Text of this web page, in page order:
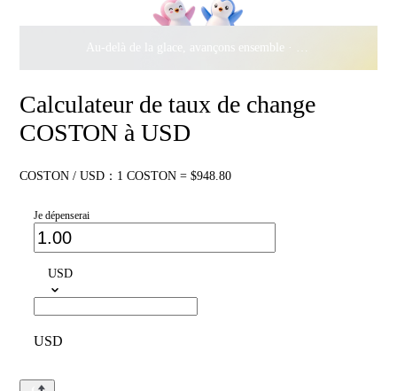
Au-delà de la glace, avançons ensemble ·
500 000 $
Calculateur de taux de change
COSTON à USD
COSTON / USD：1 COSTON = $948.80
Je dépenserai
USD
USD